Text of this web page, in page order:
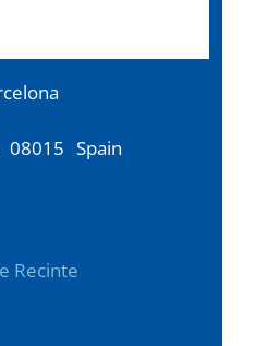
08015 Spain
Recinte